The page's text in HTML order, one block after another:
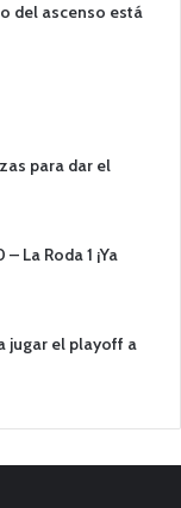
del ascenso está
para dar el
La Roda 1 ¡Ya
jugar el playoff a